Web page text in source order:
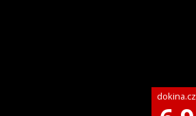
dokina.cz